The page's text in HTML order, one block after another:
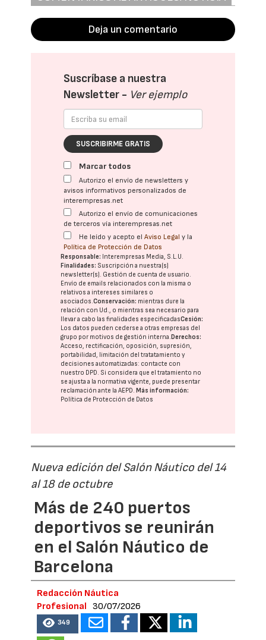
Deja un comentario
Suscríbase a nuestra
Newsletter - Ver ejemplo
SUSCRIBIRME GRATIS
Marcar todos
Autorizo el envío de newsletters y
avisos informativos personalizados de
interempresas.net
Autorizo el envío de comunicaciones
de terceros vía interempresas.net
He leído y acepto elAviso Legal y la
Política de Protección de Datos
Responsable: Interempresas Media, S.L.U.
Finalidades: Suscripción a nuestra(s)
newsletter(s). Gestión de cuenta de usuario.
Envío de emails relacionados con la misma o
relativos a intereses similares o
asociados.Conservación: mientras dure la
relación con Ud., o mientras sea necesario para
llevar a cabo las finalidades especificadasCesión:
Los datos pueden cederse a otras empresas del
grupo por motivos de gestión interna. Derechos:
Acceso, rectificación, oposición, supresión,
portabilidad, limitación del tratatamiento y
decisiones automatizadas: contacte con
nuestro DPD. Si considera que el tratamiento no
se ajusta a la normativa vigente, puede presentar
reclamación ante laAEPD. Más información:
Política de Protección de Datos
Nueva edición del Salón Náutico del 14
al 18 de octubre
Más de 240 puertos
deportivos se reunirán
en el Salón Náutico de
Barcelona
Redacción Náutica
Profesional
30/07/2026
349